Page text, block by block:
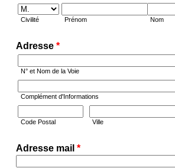
Civilité Prénom Nom
Adresse *
N° et Nom de la Voie
Complément d'Informations
Code Postal Ville
Adresse mail *